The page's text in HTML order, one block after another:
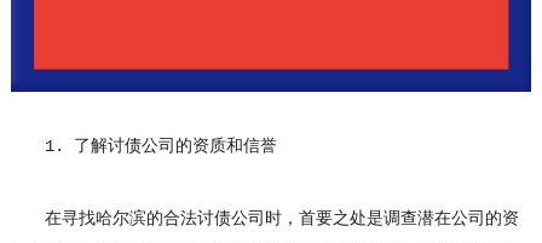
1. 了解讨债公司的资质和信誉
在寻找哈尔滨的合法讨债公司时，首要之处是调查潜在公司的资